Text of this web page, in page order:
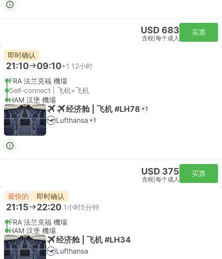
USD 683
含税 每个成人
买票
即时确认
21:10 09:10+1 12小时
FRA 法兰克福 機場
Self-connect | 飞机+飞机
HAM 汉堡 機場
经济舱 | 飞机 #LH78 +1
Lufthansa +1
USD 375
含税 每个成人
买票
最快的 即时确认
21:15 22:20 1小时5分钟
FRA 法兰克福 機場
HAM 汉堡 機場
经济舱 | 飞机 #LH34
Lufthansa